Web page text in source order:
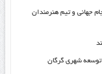
میزبان مسابقه فوتبال تیم ملی ۱۹۹۸ جام جهانی و تیم هنرمندان
شهری گرگان